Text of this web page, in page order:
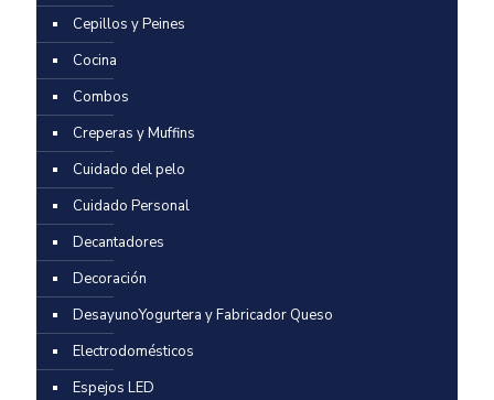
Cepillos y Peines
Cocina
Combos
Creperas y Muffins
Cuidado del pelo
Cuidado Personal
Decantadores
Decoración
DesayunoYogurtera y Fabricador Queso
Electrodomésticos
Espejos LED